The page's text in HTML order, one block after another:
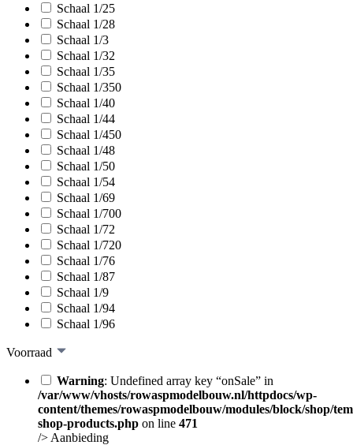
Schaal 1/25
Schaal 1/28
Schaal 1/3
Schaal 1/32
Schaal 1/35
Schaal 1/350
Schaal 1/40
Schaal 1/44
Schaal 1/450
Schaal 1/48
Schaal 1/50
Schaal 1/54
Schaal 1/69
Schaal 1/700
Schaal 1/72
Schaal 1/720
Schaal 1/76
Schaal 1/87
Schaal 1/9
Schaal 1/94
Schaal 1/96
Voorraad
Warning: Undefined array key “onSale” in
/var/www/vhosts/rowaspmodelbouw.nl/httpdocs/wp-
content/themes/rowaspmodelbouw/modules/block/shop/
shop-products.php on line 471
/> Aanbieding